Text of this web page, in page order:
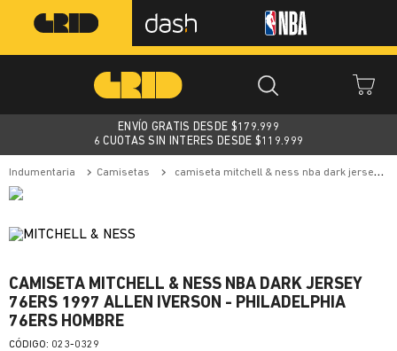
ENVÍO GRATIS DESDE $179.999
6 CUOTAS SIN INTERES DESDE $119.999
indumentaria camisetas camiseta mitchell & ness nba dark jersey 76ers 1997 allen iverson - philadelphia 76ers hombre
CAMISETA MITCHELL & NESS NBA DARK JERSEY
76ERS 1997 ALLEN IVERSON - PHILADELPHIA
76ERS HOMBRE
: 023-0329